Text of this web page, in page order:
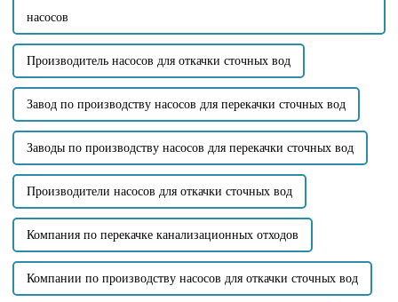
насосов
Производитель насосов для откачки сточных вод
Завод по производству насосов для перекачки сточных вод
Заводы по производству насосов для перекачки сточных вод
Производители насосов для откачки сточных вод
Компания по перекачке канализационных отходов
Компании по производству насосов для откачки сточных вод